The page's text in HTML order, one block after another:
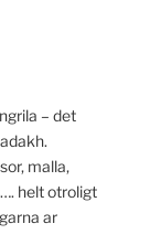
– det
malla,
helt otroligt
ar